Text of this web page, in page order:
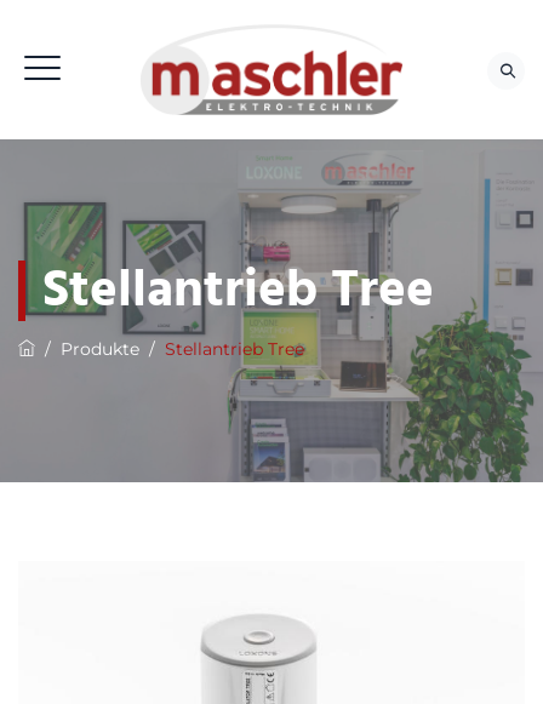
Stellantrieb Tree
/ Produkte / Stellantrieb Tree